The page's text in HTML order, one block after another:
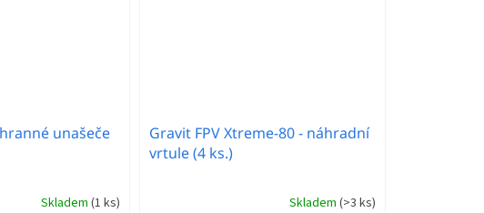
unašeče
Skladem (1 ks)
Gravit FPV Xtreme-80 - náhradní
vrtule (4 ks.)
Skladem (>3 ks)